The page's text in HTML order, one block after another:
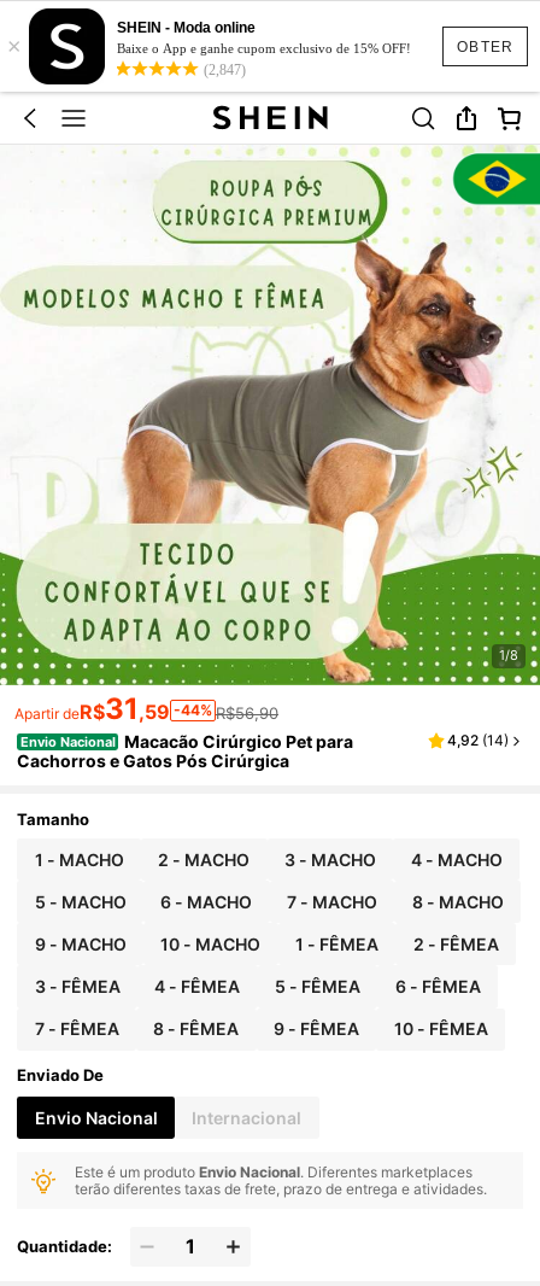
OBTER
×
SHEIN - Moda online
Baixe o App e ganhe cupom exclusivo de 15% OFF!
(2,847)
1/8
Apartir deR$31 ,59 -44% R$56,90
Envio Nacional Macacão Cirúrgico Pet para
Cachorros e Gatos Pós Cirúrgica
4,92 (14)
Tamanho
1 - MACHO 2 - MACHO 3 - MACHO 4 - MACHO
5 - MACHO 6 - MACHO 7 - MACHO 8 - MACHO
9 - MACHO 10 - MACHO 1 - FÊMEA 2 - FÊMEA
3 - FÊMEA 4 - FÊMEA 5 - FÊMEA 6 - FÊMEA
7 - FÊMEA 8 - FÊMEA 9 - FÊMEA 10 - FÊMEA
Enviado De
Envio Nacional Internacional
Este é um produtoEnvio Nacional. Diferentes marketplaces
terão diferentes taxas de frete, prazo de entrega e atividades.
Quantidade: